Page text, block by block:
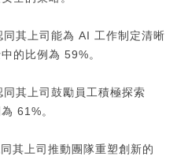
其上司能為 AI 工作制定清晰
的比例為 59%。
其上司鼓勵員工積極探索
61%。
其上司推動團隊重塑創新的